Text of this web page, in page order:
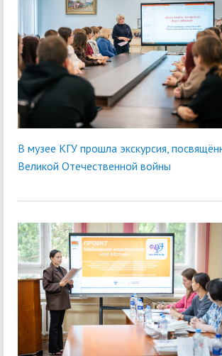
В музее КГУ прошла экскурсия,
Великой Отечественной войны